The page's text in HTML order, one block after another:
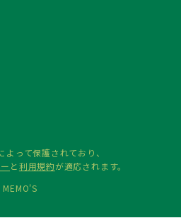
よって保護されており、
と利用規約が適応されます。